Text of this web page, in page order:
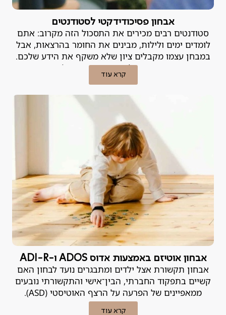
אבחון פסיכודידקטי לסטודנטים
סטודנטים רבים מכירים את התסכול הזה מקרוב: אתם
לומדים ימים ולילות, מבינים את החומר בהרצאות, אבל
במבחן עצמו מקבלים ציון שלא משקף את הידע שלכם.
הפער הזה, בין האינטליגנציה וההשקעה לבין התוצאות
בשטח, הוא נורה אדומה. במקרים רבים, לא מדובר ב"חוסר
אבחון פסיכודידקטי הוא הכלי המקצועי שנועד לאתר את
הבעיה ולמצוא לה פתרון.
קרא עוד
אבחון אוטיזם באמצעות אדוס ADOS ו-ADI-R
אבחון תקשורת אצל ילדים ומתבגרים נועד לבחון האם
קשיים בתפקוד החברתי, הבין־אישי והתקשורתי נובעים
ממאפיינים של הפרעה על הרצף האוטיסטי (ASD).
קרא עוד